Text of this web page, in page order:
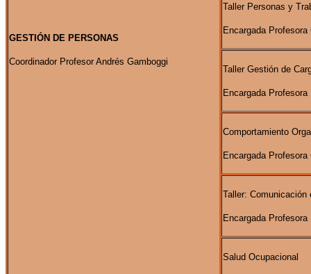
GESTIÓN DE PERSONAS
Coordinador Profesor Andrés Gamboggi
Taller Personas y
Encargada Profesora
Taller Gestión de
Encargada
Comportamiento
Encargada Profesora
Taller:
Encargada Profesora
Salud Ocupacional